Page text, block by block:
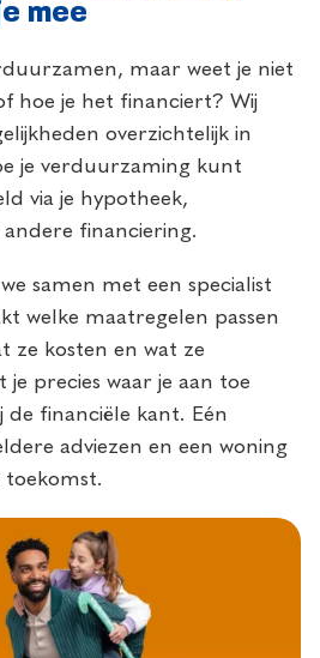
mee
maar weet je niet
hoe je het financiert? Wij
overzichtelijk in
je verduurzaming kunt
via je hypotheek,
financiering.
samen met een specialist
welke maatregelen passen
ze kosten en wat ze
precies waar je aan toe
de financiële kant. Eén
adviezen en een woning
toekomst.